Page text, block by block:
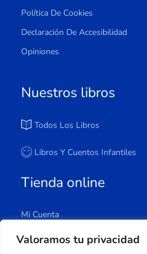
Valoramos tu privacidad
Política De Cookies
Declaración De Accesibilidad
Opiniones
Nuestros libros
Todos Los Libros
Libros Y Cuentos Infantiles
Tienda online
Mi Cuenta
Carrito